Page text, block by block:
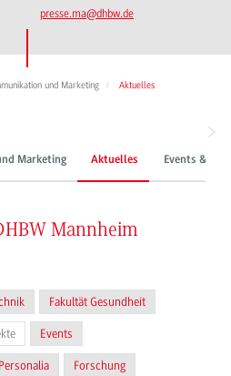
presse.ma@dhbw.de
und Marketing Aktuelles
Marketing Aktuelles Events &
Mannheim
Fakultät Gesundheit
Events
Personalia Forschung